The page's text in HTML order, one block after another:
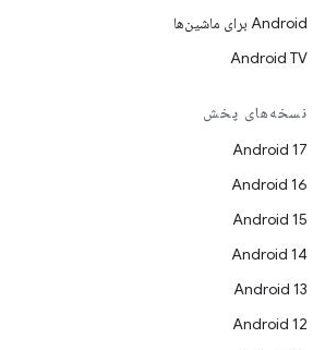
Android برای ماشین‌ها
Android TV
نسخه‌های پخش
Android 17
Android 16
Android 15
Android 14
Android 13
Android 12